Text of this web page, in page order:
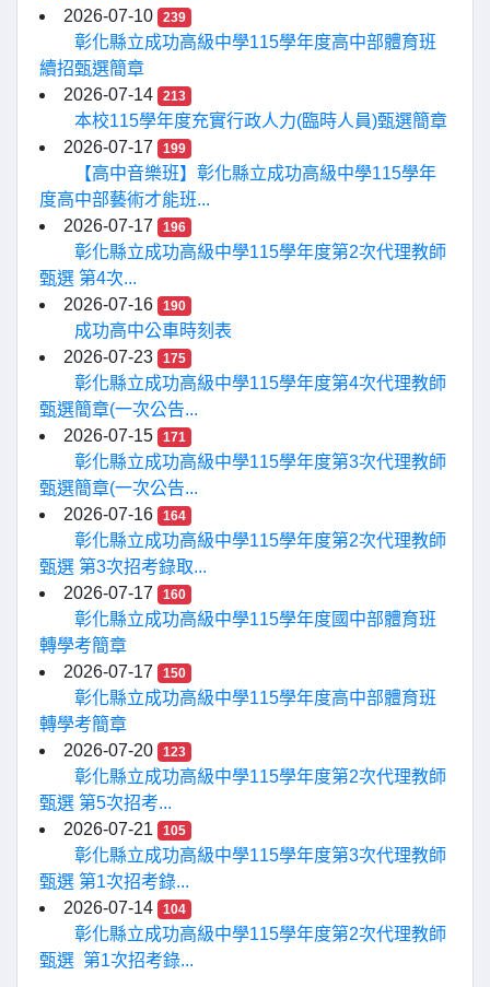
2026-07-10
239
彰化縣立成功高級中學115學年度高中部體育班
續招甄選簡章
2026-07-14
213
本校115學年度充實行政人力(臨時人員)甄選簡章
2026-07-17
199
【高中音樂班】彰化縣立成功高級中學115學年
度高中部藝術才能班...
2026-07-17
196
彰化縣立成功高級中學115學年度第2次代理教師
甄選 第4次...
2026-07-16
190
成功高中公車時刻表
2026-07-23
175
彰化縣立成功高級中學115學年度第4次代理教師
甄選簡章(一次公告...
2026-07-15
171
彰化縣立成功高級中學115學年度第3次代理教師
甄選簡章(一次公告...
2026-07-16
164
彰化縣立成功高級中學115學年度第2次代理教師
甄選 第3次招考錄取...
2026-07-17
160
彰化縣立成功高級中學115學年度國中部體育班
轉學考簡章
2026-07-17
150
彰化縣立成功高級中學115學年度高中部體育班
轉學考簡章
2026-07-20
123
彰化縣立成功高級中學115學年度第2次代理教師
甄選 第5次招考...
2026-07-21
105
彰化縣立成功高級中學115學年度第3次代理教師
甄選 第1次招考錄...
2026-07-14
104
彰化縣立成功高級中學115學年度第2次代理教師
甄選 第1次招考錄...